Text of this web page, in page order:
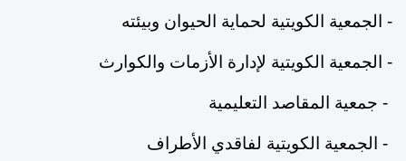
- الجمعية الكويتية لحماية الحيوان وبيئته
- ‏الجمعية الكويتية لإدارة الأزمات والكوارث
- جمعية المقاصد التعليمية
- الجمعية الكويتية لفاقدي الأطراف